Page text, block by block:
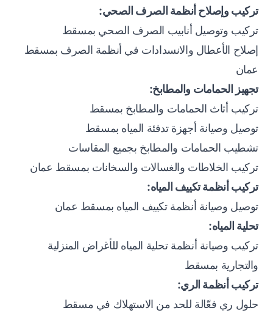
تركيب وإصلاح أنظمة الصرف الصحي:
تركيب وتوصيل أنابيب الصرف الصحي بمسقط
إصلاح الأعطال والانسدادات في أنظمة الصرف بمسقط
عمان
تجهيز الحمامات والمطابخ:
تركيب أثاث الحمامات والمطابخ بمسقط
توصيل وصيانة أجهزة تدفئة المياه بمسقط
تشطيب الحمامات والمطابخ بجميع المقاسات
تركيب الخلاطات والغسالات والسخانات بمسقط عمان
تركيب أنظمة تكييف المياه:
توصيل وصيانة أنظمة تكييف المياه بمسقط عمان
تحلية المياه:
تركيب وصيانة أنظمة تحلية المياه للأغراض المنزلية
والتجارية بمسقط
تركيب أنظمة الري:
حلول ري فعّالة للحد من الاستهلاك في مسقط